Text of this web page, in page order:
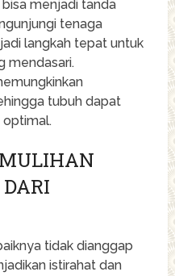
bisa menjadi tanda
tenaga
langkah tepat untuk
mendasari.
tubuh dapat
optimal.
tidak dianggap
istirahat dan